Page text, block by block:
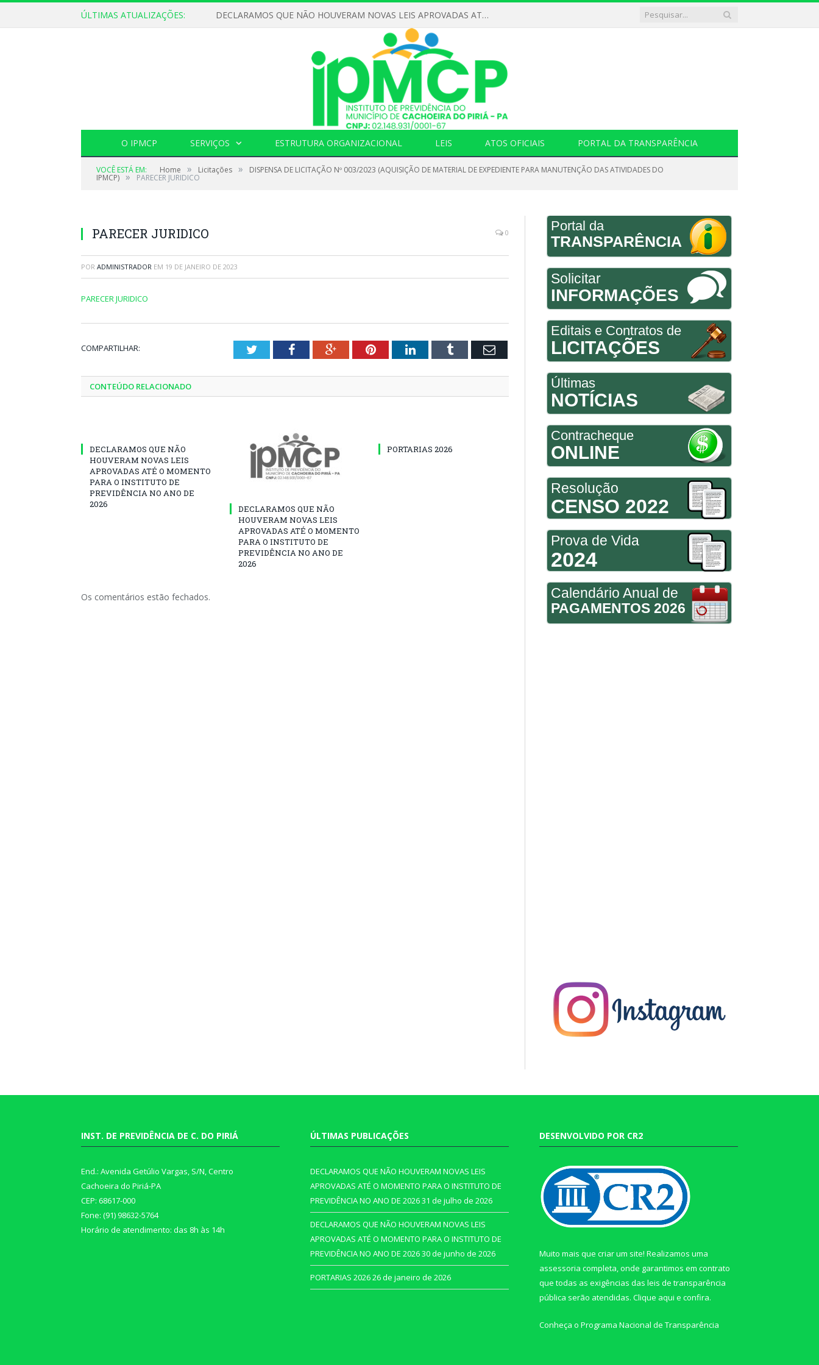
ÚLTIMAS ATUALIZAÇÕES: DECLARAMOS QUE NÃO HOUVERAM NOVAS LEIS APROVADAS ATÉ O MOMENTO PARA O INSTITUTO DE PREVIDÊNCIA NO ANO DE 2026
O IPMCP SERVIÇOS ESTRUTURA ORGANIZACIONAL LEIS ATOS OFICIAIS PORTAL DA TRANSPARÊNCIA
VOCÊ ESTÁ EM: Home » Licitações » DISPENSA DE LICITAÇÃO Nº 003/2023 (AQUISIÇÃO DE MATERIAL DE EXPEDIENTE PARA MANUTENÇÃO DAS ATIVIDADES DO
IPMCP) » PARECER JURIDICO
PARECER JURIDICO 0
POR ADMINISTRADOR EM 19 DE JANEIRO DE 2023
PARECER JURIDICO
COMPARTILHAR: TwitterFacebookGoogle+PinterestLinkedInTumblr Email
CONTEÚDO RELACIONADO
DECLARAMOS QUE NÃO
HOUVERAM NOVAS LEIS
APROVADAS ATÉ O MOMENTO
PARA O INSTITUTO DE
PREVIDÊNCIA NO ANO DE
2026
DECLARAMOS QUE NÃO
HOUVERAM NOVAS LEIS
APROVADAS ATÉ O MOMENTO
PARA O INSTITUTO DE
PREVIDÊNCIA NO ANO DE
2026
PORTARIAS 2026
Os comentários estão fechados.
Portal da
TRANSPARÊNCIA
Solicitar
INFORMAÇÕES
Editais e Contratos de
LICITAÇÕES
Últimas
NOTÍCIAS
Contracheque
ONLINE
Resolução
CENSO 2022
Prova de Vida
2024
Calendário Anual de
PAGAMENTOS 2026
INST. DE PREVIDÊNCIA DE C. DO PIRIÁ
End.: Avenida Getúlio Vargas, S/N, Centro
Cachoeira do Piriá-PA
CEP: 68617-000
Fone: (91) 98632-5764
Horário de atendimento: das 8h às 14h
ÚLTIMAS PUBLICAÇÕES
DECLARAMOS QUE NÃO HOUVERAM NOVAS LEIS
APROVADAS ATÉ O MOMENTO PARA O INSTITUTO DE
PREVIDÊNCIA NO ANO DE 202631 de julho de 2026
DECLARAMOS QUE NÃO HOUVERAM NOVAS LEIS
APROVADAS ATÉ O MOMENTO PARA O INSTITUTO DE
PREVIDÊNCIA NO ANO DE 202630 de junho de 2026
PORTARIAS 202626 de janeiro de 2026
DESENVOLVIDO POR CR2
Muito mais que criar um site! Realizamos uma
assessoria completa, onde garantimos em contrato
que todas as exigências das leis de transparência
pública serão atendidas. Clique aqui e confira.
Conheça o Programa Nacional de Transparência